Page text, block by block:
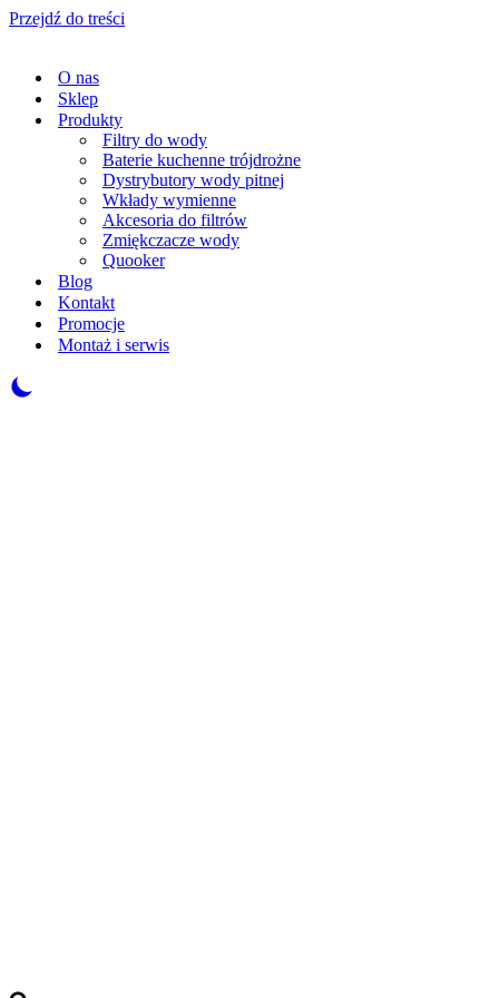
Przejdź do treści
O nas
Sklep
Produkty
Filtry do wody
Baterie kuchenne trójdrożne
Dystrybutory wody pitnej
Wkłady wymienne
Akcesoria do filtrów
Zmiękczacze wody
Quooker
Blog
Kontakt
Promocje
Montaż i serwis